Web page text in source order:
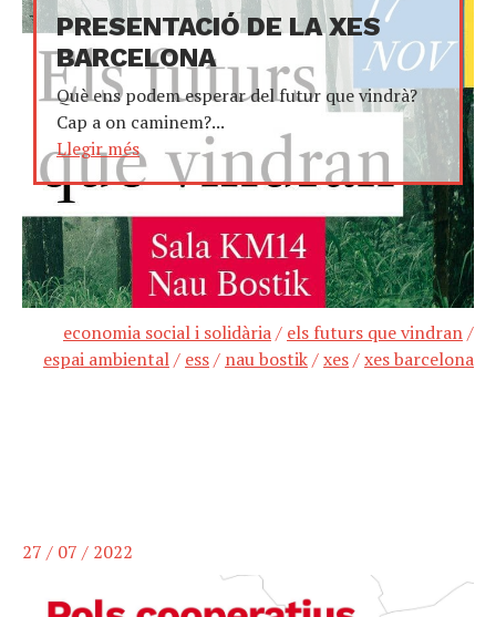
PRESENTACIÓ DE LA XES
BARCELONA
Què ens podem esperar del futur que vindrà?
Cap a on caminem?...
Llegir més
economia social i solidària/ els futurs que vindran/
espai ambiental/ ess/ nau bostik/xes/xes barcelona
27 / 07 / 2022